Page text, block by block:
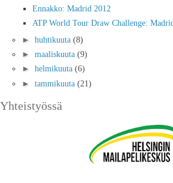
Ennakko: Madrid 2012
ATP World Tour Draw Challenge:
► huhtikuuta (8)
► maaliskuuta (9)
► helmikuuta (6)
► tammikuuta (21)
Yhteistyössä